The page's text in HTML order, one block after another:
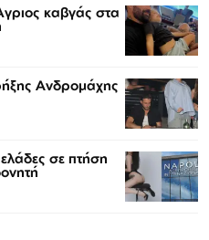
καβγάς στα
Ανδρομάχης
σε πτήση